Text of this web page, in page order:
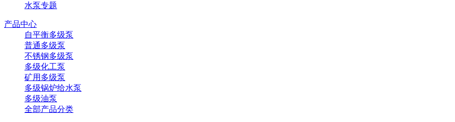
水泵专题
产品中心
自平衡多级泵
普通多级泵
不锈钢多级泵
多级化工泵
矿用多级泵
多级锅炉给水泵
多级油泵
全部产品分类